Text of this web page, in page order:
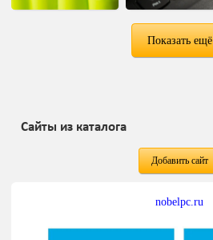
Показать ещё
Сайты из каталога
Добавить сайт
nobelpc.ru